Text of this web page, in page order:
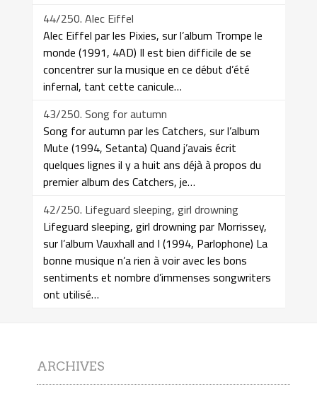
44/250. Alec Eiffel
Alec Eiffel par les Pixies, sur l’album Trompe le
monde (1991, 4AD) Il est bien difficile de se
concentrer sur la musique en ce début d’été
infernal, tant cette canicule…
43/250. Song for autumn
Song for autumn par les Catchers, sur l’album
Mute (1994, Setanta) Quand j’avais écrit
quelques lignes il y a huit ans déjà à propos du
premier album des Catchers, je…
42/250. Lifeguard sleeping, girl drowning
Lifeguard sleeping, girl drowning par Morrissey,
sur l’album Vauxhall and I (1994, Parlophone) La
bonne musique n’a rien à voir avec les bons
sentiments et nombre d’immenses songwriters
ont utilisé…
ARCHIVES